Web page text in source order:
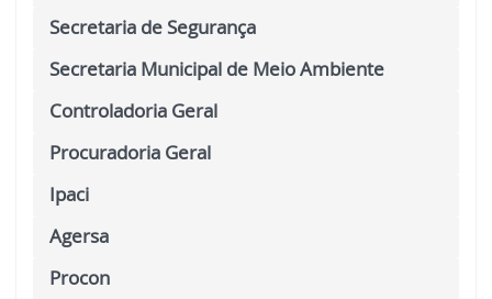
Secretaria de Segurança
Secretaria Municipal de Meio Ambiente
Controladoria Geral
Procuradoria Geral
Ipaci
Agersa
Procon